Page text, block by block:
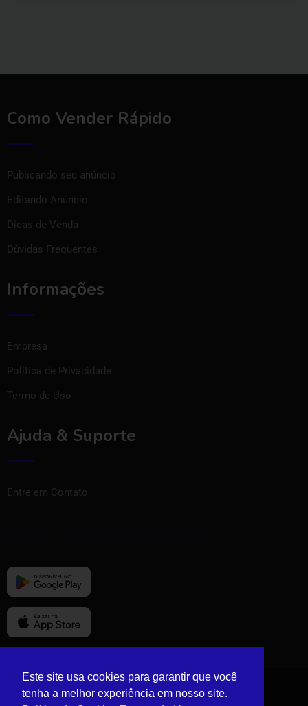
Como Vender Rápido
Publicando seu anúncio
Editando Anúncio
Dicas de Venda
Dúvidas Frequentes
Informações
Empresa
Política de Privacidade
Termo de Uso
Ajuda & Suporte
Entre em Contato
© Copyright Vizinho Tem 2024.
Este site usa cookies para garantir que você
tenha a melhor experiência em nosso site.